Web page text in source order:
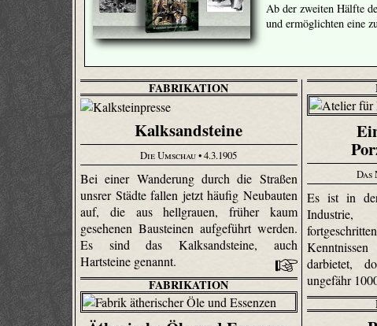
Ab der zweiten Hälfte
und ermöglichten eine
FABRIKATION
Kalksandsteine
Die Umschau• 4.3.1905
Bei einer Wanderung durch die Straßen
unsrer Städte fallen jetzt häufig Neubauten
auf, die aus hellgrauen, früher kaum
gesehenen Bausteinen aufgeführt werden.
Es sind das Kalksandsteine, auch
Hartsteine genannt.
Das
Es ist in
darbietet,
ungefähr
FABRIKATION